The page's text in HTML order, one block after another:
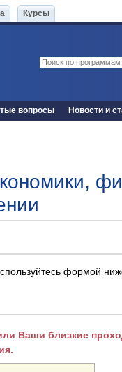
Курсы
вопросы Новости и
формой
Ваши близкие